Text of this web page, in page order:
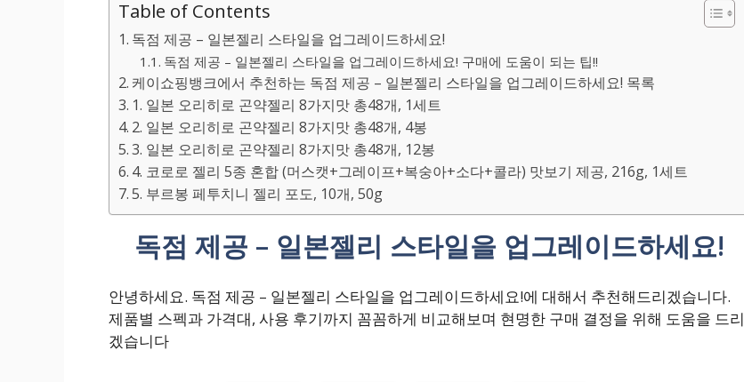
Table of Contents
독점 제공 – 일본젤리 스타일을 업그레이드하세요!
독점 제공 – 일본젤리 스타일을 업그레이드하세요! 구매에 도움이 되는 팁!!
케이쇼핑뱅크에서 추천하는 독점 제공 – 일본젤리 스타일을 업그레이드하세요! 목록
1. 일본 오리히로 곤약젤리 8가지맛 총48개, 1세트
2. 일본 오리히로 곤약젤리 8가지맛 총48개, 4봉
3. 일본 오리히로 곤약젤리 8가지맛 총48개, 12봉
4. 코로로 젤리 5종 혼합 (머스캣+그레이프+복숭아+소다+콜라) 맛보기 제공, 216g, 1세트
5. 부르봉 페투치니 젤리 포도, 10개, 50g
독점 제공 – 일본젤리 스타일을 업그레이드하세요!
안녕하세요. 독점 제공 – 일본젤리 스타일을 업그레이드하세요!에 대해서 추천해드리겠습니다.
제품별 스펙과 가격대, 사용 후기까지 꼼꼼하게 비교해보며 현명한 구매 결정을 위해 도움을 드리
겠습니다